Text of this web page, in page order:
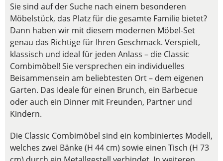
Sie sind auf der Suche nach einem besonderen
Möbelstück, das Platz für die gesamte Familie bietet?
Dann haben wir mit diesem modernen Möbel-Set
genau das Richtige für Ihren Geschmack. Verspielt,
klassisch und ideal für jeden Anlass – die Classic
Combimöbel! Sie versprechen ein individuelles
Beisammensein am beliebtesten Ort – dem eigenen
Garten. Das Ideale für einen Brunch, ein Barbecue
oder auch ein Dinner mit Freunden, Partner und
Kindern.
Die Classic Combimöbel sind ein kombiniertes Modell,
welches zwei Bänke (H 44 cm) sowie einen Tisch (H 73